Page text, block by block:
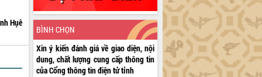
Hụê
BÌNH CHỌN
Xin ý kiến đánh giá về giao diện, nội
dung, chất lượng cung cấp thông tin
của Cổng thông tin điện tử tỉnh